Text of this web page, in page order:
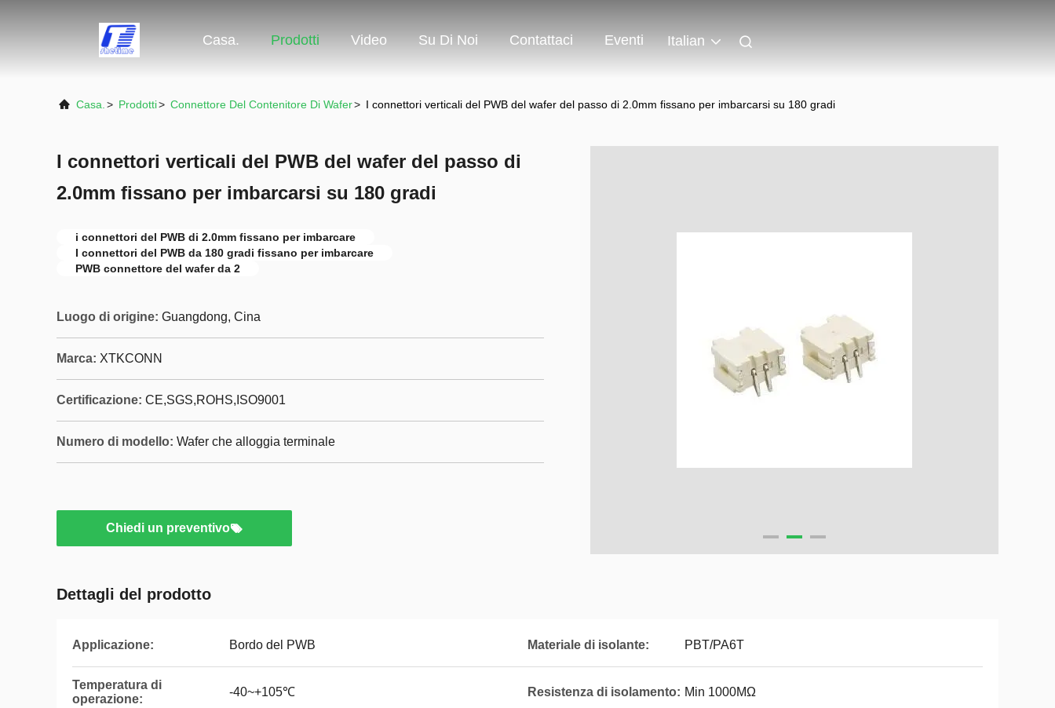
Casa. Prodotti Video Su Di Noi Contattaci Eventi Italian
Casa. > Prodotti> Connettore Del Contenitore Di Wafer> I connettori verticali del PWB del wafer del passo di 2.0mm fissano per imbarcarsi su 180 gradi
I connettori verticali del PWB del wafer del passo di
2.0mm fissano per imbarcarsi su 180 gradi
i connettori del PWB di 2.0mm fissano per imbarcare
I connettori del PWB da 180 gradi fissano per imbarcare
PWB connettore del wafer da 2
Luogo di origine: Guangdong, Cina
Marca: XTKCONN
Certificazione: CE,SGS,ROHS,ISO9001
Numero di modello: Wafer che alloggia terminale
Chiedi un preventivo
Dettagli del prodotto
Applicazione: Bordo del PWB Materiale di isolante: PBT/PA6T
Temperatura di
operazione:
-40~+105℃ Resistenza di isolamento: Min 1000MΩ